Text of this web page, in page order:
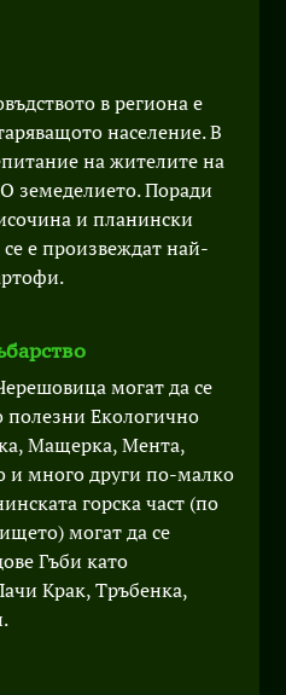
в региона е
население. В
на жителите на
земеделието. Поради
и планински
е произвеждат най-
могат да се
Екологично
Мащерка, Мента,
и много други по-малко
горска част (по
могат да се
Гъби като
Крак, Тръбенка,